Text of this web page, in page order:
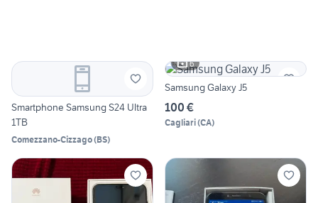
Smartphone Samsung S24 Ultra
1TB
Comezzano-Cizzago(BS)
6
Samsung Galaxy J5
100 €
Cagliari(CA)